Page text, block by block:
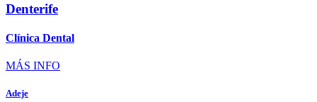
Denterife
Clínica Dental
MÁS INFO
Adeje